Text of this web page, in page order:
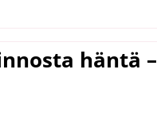
häntä –